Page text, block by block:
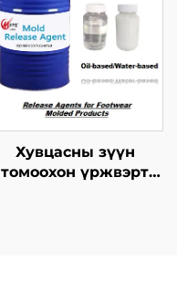
Хувцасны зүүн
томоохон үржвэрт